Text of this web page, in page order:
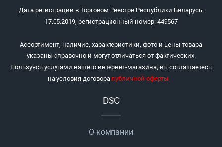
Дата регистрации в Торговом Реестре Республики Беларусь:
17.05.2019, регистрационный номер: 449567
Ассортимент, наличие, характеристики, фото и цены товара
указаны справочно и могут отличаться от фактических.
Пользуясь услугами нашего интернет-магазина, вы соглашаетесь
на условия договора публичной оферты.
DSC
О компании